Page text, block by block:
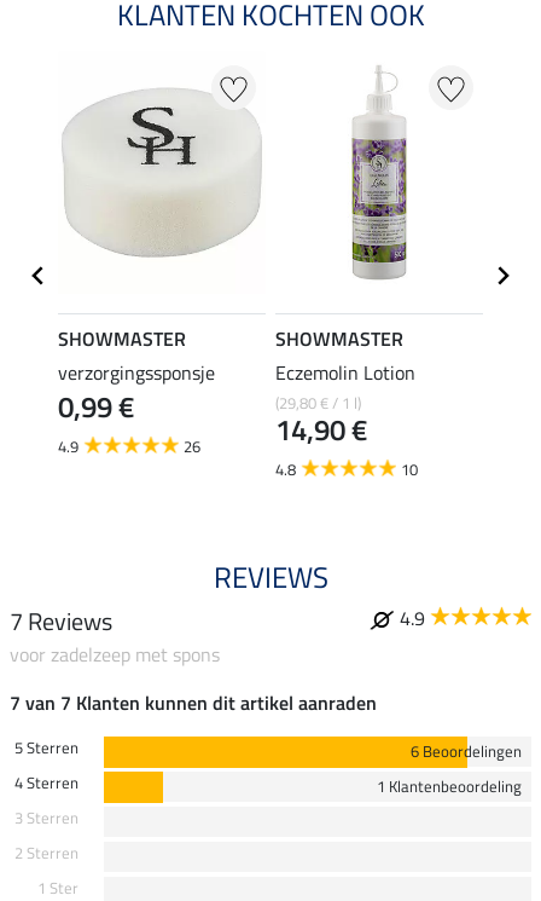
KLANTEN KOCHTEN OOK
SHOWMASTER
verzorgingssponsje
0,99 €
4.9 26
SHOWMASTER
Eczemolin Lotion
(29,80 € / 1 l)
14,90 €
4.8 10
REVIEWS
7 Reviews
4.9
voor zadelzeep met spons
7 van 7 Klanten kunnen dit artikel aanraden
5 Sterren
6 Beoordelingen
4 Sterren
1 Klantenbeoordeling
3 Sterren
2 Sterren
1 Ster